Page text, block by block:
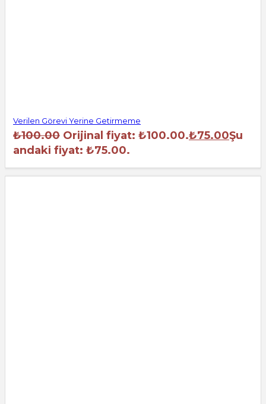
Verilen Görevi Yerine Getirmeme
₺100.00 Orijinal fiyat: ₺100.00.₺75.00Şu
andaki fiyat: ₺75.00.